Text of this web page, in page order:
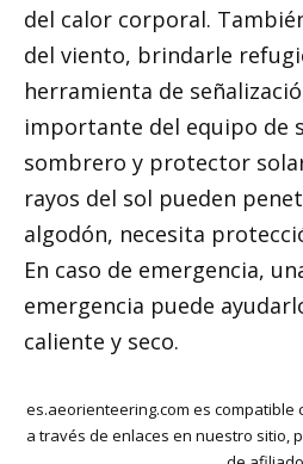
del calor corporal.
del viento, brindarle
herramienta de
importante del equipo de
sombrero y protector
rayos del sol pueden
algodón, necesita
En caso de emergencia,
emergencia puede
caliente y seco.
es.aeorienteering.com es compatible
a través de enlaces en nuestro sitio,